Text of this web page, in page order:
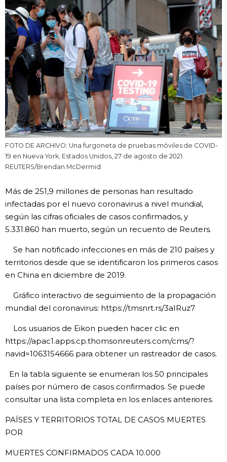
Guía de Japón
Vídeos e imágenes
En profundidad
Más
Noticias
Datos de Japón
Fragmentos de Japón
Gente
Blog
Tokio
Avisos
official SNS
FOTO DE ARCHIVO: Una furgoneta de pruebas móviles de COVID-
19 en Nueva York, Estados Unidos, 27 de agosto de 2021.
REUTERS/Brendan McDermid
Más de 251,9 millones de personas han resultado
infectadas por el nuevo coronavirus a nivel mundial,
según las cifras oficiales de casos confirmados, y
5.331.860​ han muerto, según un recuento de Reuters.
Se han notificado infecciones en más de 210 países y
territorios desde que se identificaron los primeros casos
en China en diciembre de 2019.
Gráfico interactivo de seguimiento de la propagación
mundial del coronavirus: https://tmsnrt.rs/3aIRuz7
Los usuarios de Eikon pueden hacer clic en
https://apac1.apps.cp.thomsonreuters.com/cms/?
navid=1063154666 para obtener un rastreador de casos.
En la tabla siguiente se enumeran los 50 principales
países por número de casos confirmados. Se puede
consultar una lista completa en los enlaces anteriores.
PAÍSES Y TERRITORIOS TOTAL DE CASOS MUERTES
POR
MUERTES CONFIRMADOS CADA 10.000